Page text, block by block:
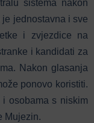
sistema nakon
jednostavna i sve
i zvjezdice na
i kandidati za
Nakon glasanja
ponovo koristiti.
osobama s niskim
Mujezin.